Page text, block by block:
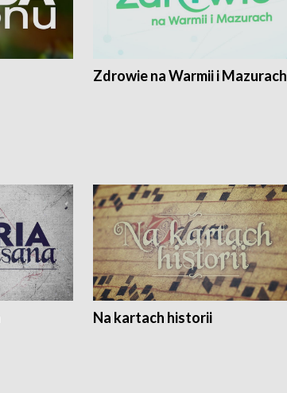
Zdrowie na Warmii i Mazurach
Na kartach historii